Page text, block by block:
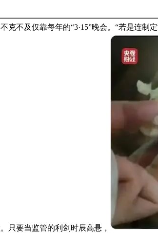
不及仅靠每年的“3·15”晚会。“若是连
只要当监管的利剑时辰高悬，